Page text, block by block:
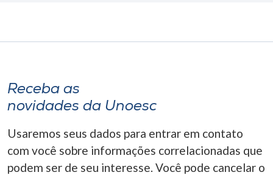
Receba as
novidades da Unoesc
Usaremos seus dados para entrar em contato
com você sobre informações correlacionadas que
podem ser de seu interesse. Você pode cancelar o